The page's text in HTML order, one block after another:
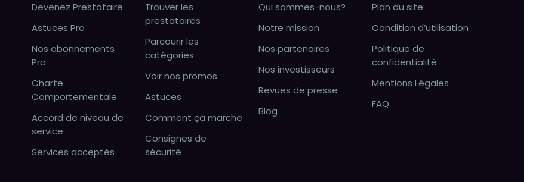
Devenez Prestataire
Astuces Pro
Nos abonnements
Pro
Charte
Comportementale
Accord de niveau de
service
Services acceptés
Trouver les
prestataires
Parcourir les
catégories
Voir nos promos
Astuces
Comment ça marche
Consignes de
sécurité
Qui sommes-nous?
Notre mission
Nos partenaires
Nos investisseurs
Revues de presse
Blog
Plan du site
Condition d’utilisation
Politique de
confidentialité
Mentions Légales
FAQ